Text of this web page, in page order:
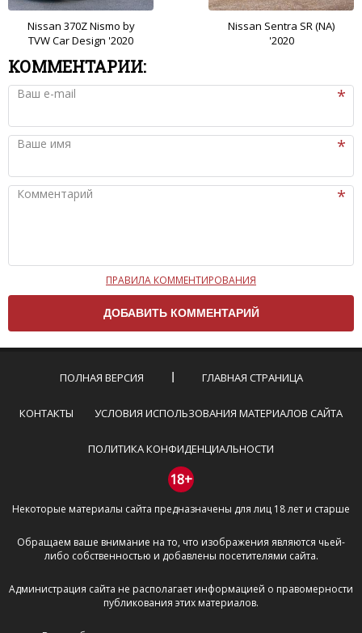
Nissan 370Z Nismo by
TVW Car Design '2020
Nissan Sentra SR (NA)
'2020
КОММЕНТАРИИ:
Ваш e-mail
Ваше имя
Комментарий
Чтобы ваш комментарий был опубликован на сайте,
вам нужно придерживаться следующих правил:
Комментарий не может быть слишком
эмоциональных высказываний.
Не стоит отклоняться от предмета обсуждения.
Пожалуйста, не используйте в комментарие
призывы к насилию и высказывания,
направленные на разжигание расовой,
межнациональной и религиозной розни —
пожалейте наших модераторов, они кстати
очень славные ребята, поверьте.
буквами.
Не копируйте рецензии с других сайтов, нам
важно именно ваше мнение.
Не размещайте рекламу!
ПРАВИЛА КОММЕНТИРОВАНИЯ
ПОЛНАЯ ВЕРСИЯ ГЛАВНАЯ СТРАНИЦА
КОНТАКТЫ УСЛОВИЯ ИСПОЛЬЗОВАНИЯ МАТЕРИАЛОВ САЙТА
ПОЛИТИКА КОНФИДЕНЦИАЛЬНОСТИ
18+
Некоторые материалы сайта предназначены для лиц 18 лет и старше
Обращаем ваше внимание на то, что изображения являются чьей-
либо собственностью и добавлены посетителями сайта.
Администрация сайта не располагает информацией о правомерности
публикования этих материалов.